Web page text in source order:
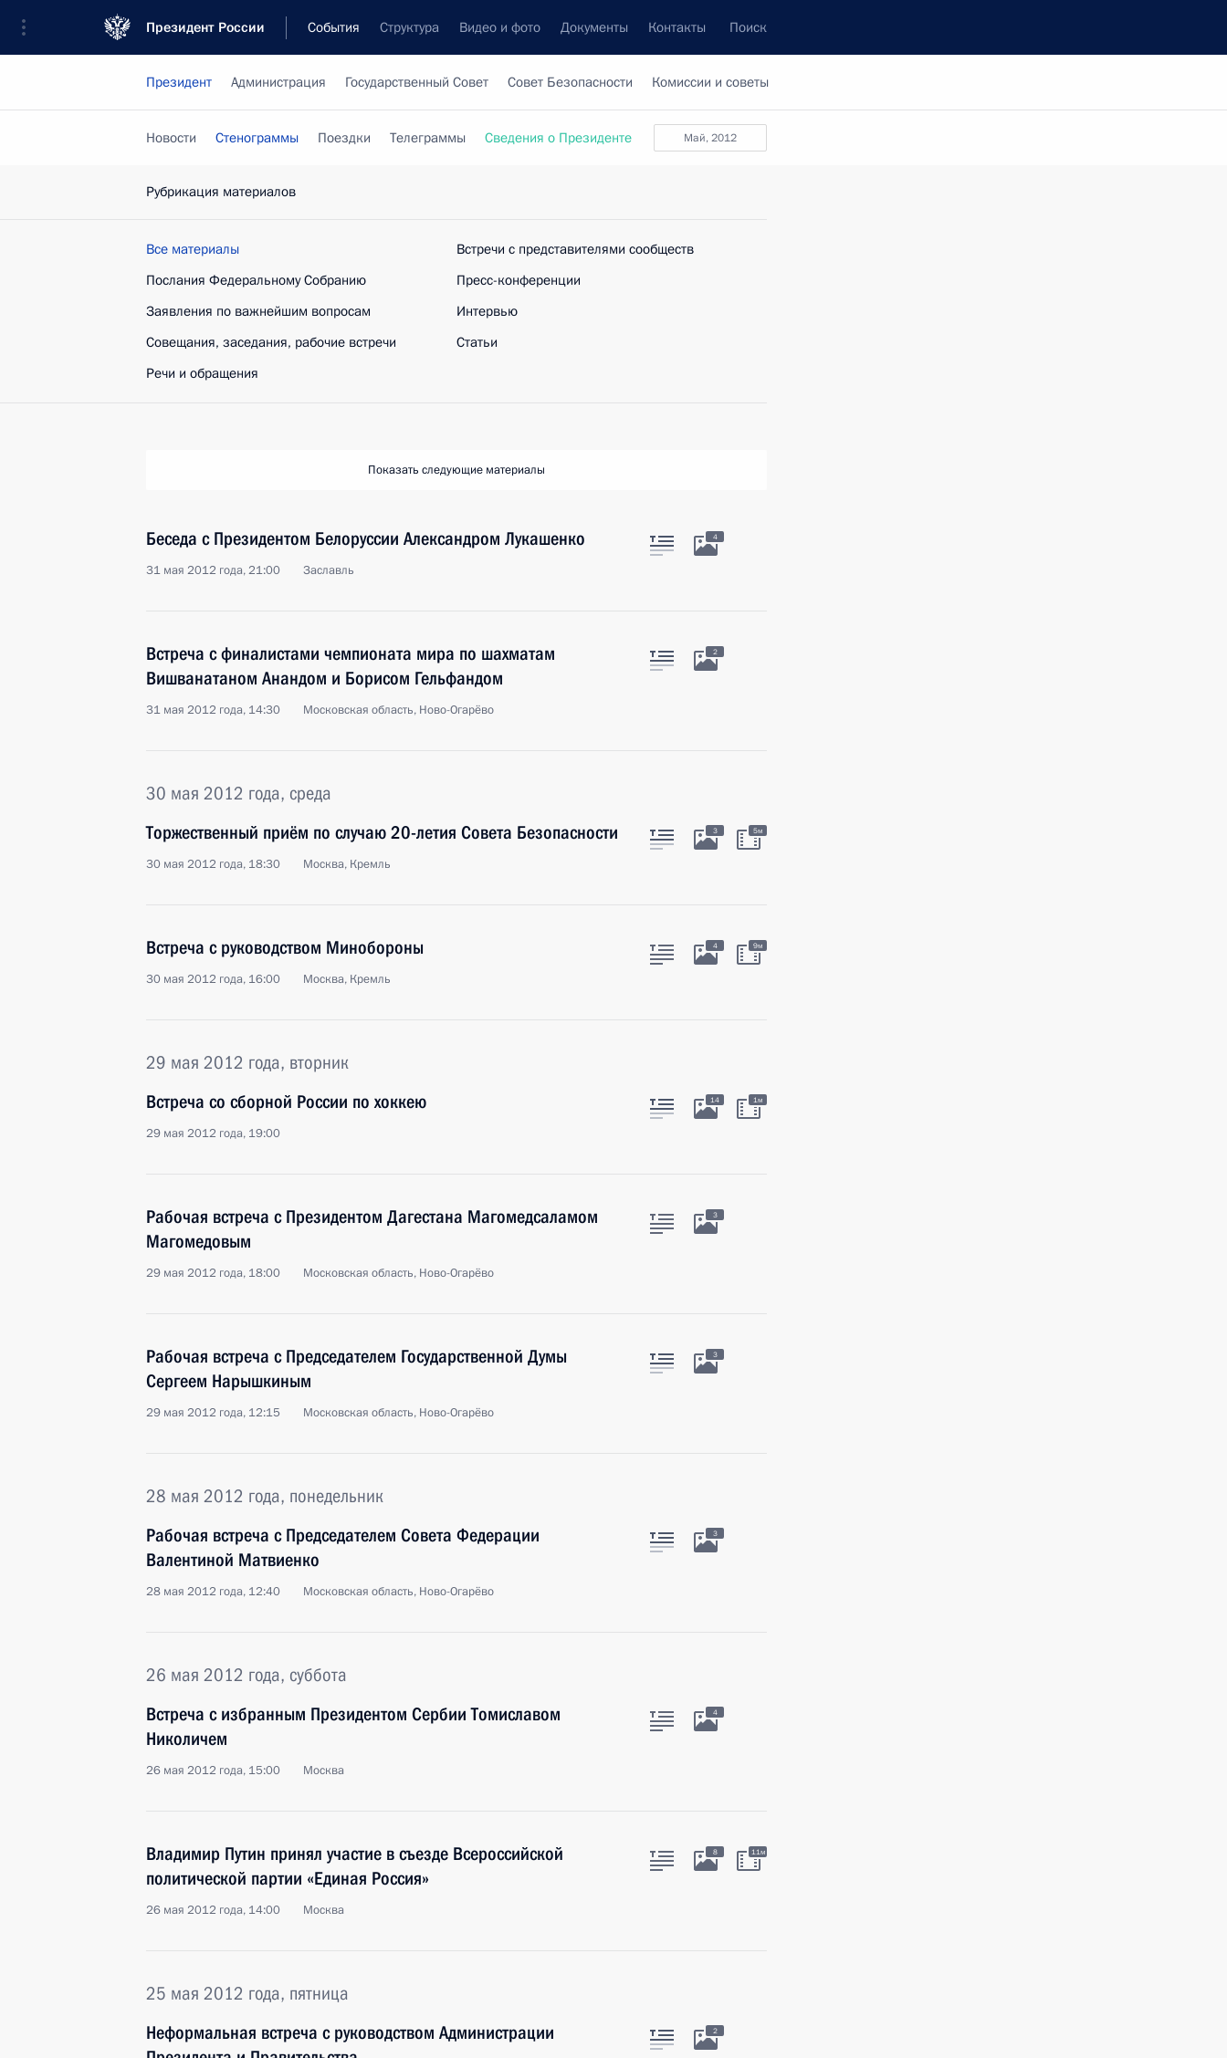
Президент России События Структура Видео и фото Документы Контакты Поиск
Президент Администрация Государственный Совет Совет Безопасности Комиссии и советы
май, 2012
Новости Стенограммы Поездки Телеграммы Сведения о Президенте
Рубрикация материалов
Все материалы
Послания Федеральному Собранию
Заявления по важнейшим вопросам
Совещания, заседания, рабочие встречи
Речи и обращения
Встречи с представителями сообществ
Пресс-конференции
Интервью
Статьи
Показать следующие материалы
Беседа с Президентом Белоруссии Александром Лукашенко
31 мая 2012 года, 21:00 Заславль
4
Встреча с финалистами чемпионата мира по шахматам
Вишванатаном Анандом и Борисом Гельфандом
31 мая 2012 года, 14:30 Московская область, Ново-Огарёво
2
30 мая 2012 года, среда
Торжественный приём по случаю 20-летия Совета Безопасности
30 мая 2012 года, 18:30 Москва, Кремль
3 5м
Встреча с руководством Минобороны
30 мая 2012 года, 16:00 Москва, Кремль
4 9м
29 мая 2012 года, вторник
Встреча со сборной России по хоккею
29 мая 2012 года, 19:00
14 1м
Рабочая встреча с Президентом Дагестана Магомедсаламом
Магомедовым
29 мая 2012 года, 18:00 Московская область, Ново-Огарёво
3
Рабочая встреча с Председателем Государственной Думы
Сергеем Нарышкиным
29 мая 2012 года, 12:15 Московская область, Ново-Огарёво
3
28 мая 2012 года, понедельник
Рабочая встреча с Председателем Совета Федерации
Валентиной Матвиенко
28 мая 2012 года, 12:40 Московская область, Ново-Огарёво
3
26 мая 2012 года, суббота
Встреча с избранным Президентом Сербии Томиславом
Николичем
26 мая 2012 года, 15:00 Москва
4
Владимир Путин принял участие в съезде Всероссийской
политической партии «Единая Россия»
26 мая 2012 года, 14:00 Москва
8 11м
25 мая 2012 года, пятница
Неформальная встреча с руководством Администрации
2